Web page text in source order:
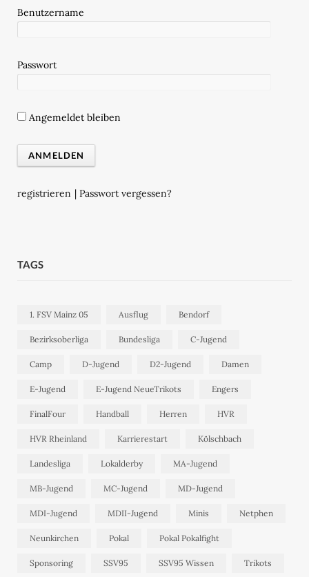
Benutzername
Passwort
Angemeldet bleiben
registrieren | Passwort vergessen?
TAGS
1. FSV Mainz 05 Ausflug Bendorf
Bezirksoberliga Bundesliga C-Jugend
Camp D-Jugend D2-Jugend Damen
E-Jugend E-Jugend NeueTrikots Engers
FinalFour Handball Herren HVR
HVR Rheinland Karrierestart Kölschbach
Landesliga Lokalderby MA-Jugend
MB-Jugend MC-Jugend MD-Jugend
MDI-Jugend MDII-Jugend Minis Netphen
Neunkirchen Pokal Pokal Pokalfight
Sponsoring SSV95 SSV95 Wissen Trikots